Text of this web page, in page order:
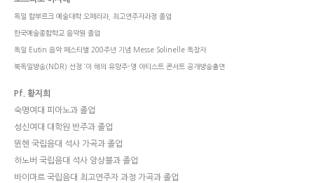
독일 함부르크 예술대학 오페라과, 최고연주자과정 졸업
한국예술종합학교 음악원 졸업
독일 Eutin 음악 페스티벌 200주년 기념 Messe Solinelle 독창자
북독일방송(NDR) 선정 ‘이 해의 유망주-영 아티스트 콘서트 공개방송출연
Pf. 황지희
숙명여대 피아노과 졸업
성신여대 대학원 반주과 졸업
뮌헨 국립음대 석사 가곡과 졸업
하노버 국립음대 석사 앙상블과 졸업
바이마르 국립음대 최고연주자 과정 가곡과 졸업